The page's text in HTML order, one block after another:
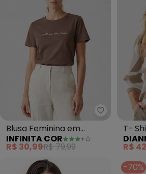
Infinita
Blusa Feminina em
Molecotton Viscose
(Marrom)
INFINITA COR
R$ 30,99R$ 79,99
T-
R$
-70%